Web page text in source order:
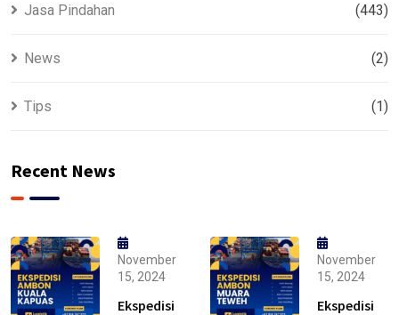
Jasa Pindahan (443)
News (2)
Tips (1)
Recent News
November
15, 2024
Ekspedisi
November
15, 2024
Ekspedisi